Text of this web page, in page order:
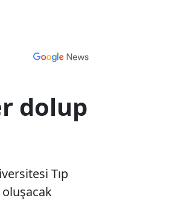
dolup
Tıp
oluşacak